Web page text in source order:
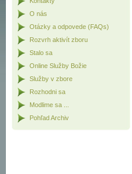
O nás
Otázky a odpovede (FAQs)
Rozvrh aktivít zboru
Stalo sa
Online Služby Božie
Služby v zbore
Rozhodni sa
Modlime sa ...
Pohľad Archiv